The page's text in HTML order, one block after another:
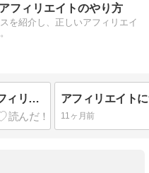
フィリエイトのやり方
を紹介し、正しいアフィリエイ
【実体験】ユーチューバー・アフィリエイターは住宅ローンを組めるのか？
11ヶ月前